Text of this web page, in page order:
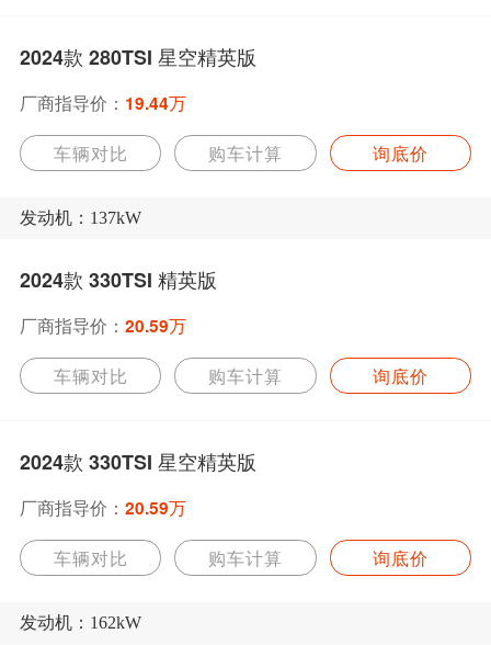
2024款 280TSI 星空精英版
厂商指导价： 19.44万
车辆对比 购车计算 询底价
发动机：137kW
2024款 330TSI 精英版
厂商指导价： 20.59万
车辆对比 购车计算 询底价
2024款 330TSI 星空精英版
厂商指导价： 20.59万
车辆对比 购车计算 询底价
发动机：162kW